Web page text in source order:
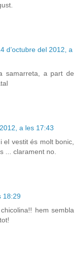
d’octubre del 2012, a
samarreta, a part de
a les 17:43
vestit és molt bonic,
... clarament no.
18:29
hem sembla